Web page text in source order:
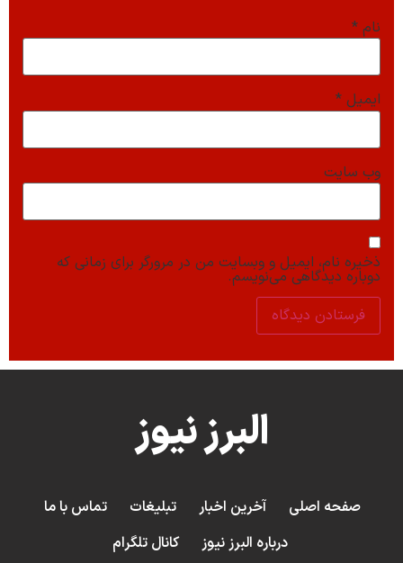
نام *
ایمیل *
وب‌ سایت
ذخیره نام، ایمیل و وبسایت من در مرورگر برای زمانی که
دوباره دیدگاهی می‌نویسم.
البرز نیوز
صفحه اصلی آخرین اخبار تبلیغات
تماس با ما
درباره البرز نیوز
کانال تلگرام